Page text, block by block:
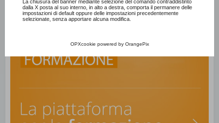
La chiusura del banner mediante selezione del comando contraddistinto
dalla X posta al suo interno, in alto a destra, comporta il permanere delle
impostazioni di default oppure delle impostazioni precedentemente
selezionate, senza apportare alcuna modifica.
OPXcookie powered by OrangePix